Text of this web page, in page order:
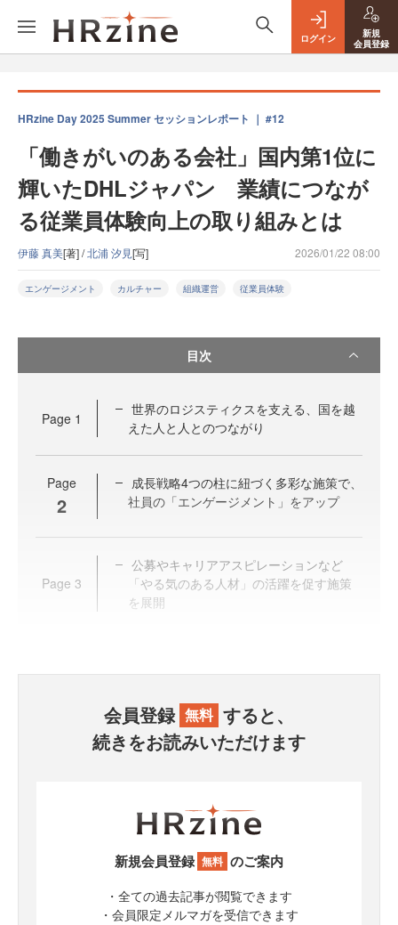
ログイン
新規
会員登録
HRzine Day 2025 Summer セッションレポート ｜ #12
「働きがいのある会社」国内第1位に
輝いたDHLジャパン 業績につなが
る従業員体験向上の取り組みとは
伊藤 真美[著] /北浦 汐見[写] 2026/01/22 08:00
エンゲージメント カルチャー 組織運営 従業員体験
目次
Page 1
世界のロジスティクスを支える、国を越
えた人と人とのつながり
Page
2
成長戦略4つの柱に紐づく多彩な施策で、
社員の「エンゲージメント」をアップ
Page 3
公募やキャリアアスピレーションなど
「やる気のある人材」の活躍を促す施策
を展開
会員登録 無料 すると、
続きをお読みいただけます
新規会員登録 無料 のご案内
・全ての過去記事が閲覧できます
・会員限定メルマガを受信できます